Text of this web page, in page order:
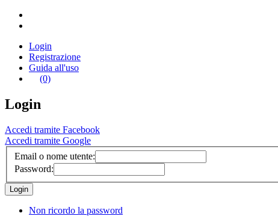
Login
Registrazione
Guida all'uso
(0)
Login
Accedi tramite Facebook
Accedi tramite Google
Email o nome utente:
Password:
Non ricordo la password